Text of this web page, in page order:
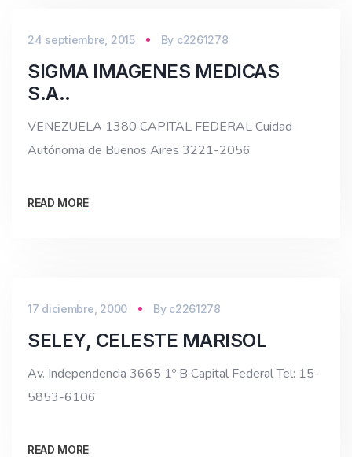
24 septiembre, 2015 By c2261278
SIGMA IMAGENES MEDICAS
S.A..
VENEZUELA 1380 CAPITAL FEDERAL Cuidad
Autónoma de Buenos Aires 3221-2056
READ MORE
17 diciembre, 2000 By c2261278
SELEY, CELESTE MARISOL
Av. Independencia 3665 1º B Capital Federal Tel: 15-
5853-6106
READ MORE